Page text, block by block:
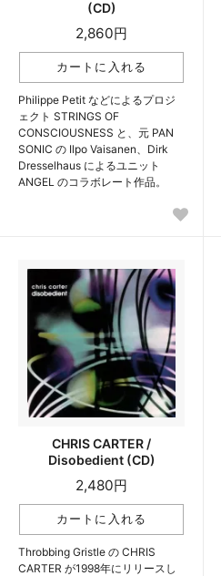
(CD)
2,860円
Philippe Petit などによるプロジ
ェクト STRINGS OF
CONSCIOUSNESS と、元 PAN
SONIC の Ilpo Vaisanen、Dirk
Dresselhaus によるユニット
ANGEL のコラボレート作品。
CHRIS CARTER /
Disobedient (CD)
2,480円
Throbbing Gristle の CHRIS
CARTER が1998年にリリースし